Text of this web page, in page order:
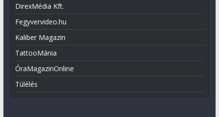
DirexMédia Kft.
Fegyvervideo.hu
Kaliber Magazin
TattooMánia
ÓraMagazinOnline
Túlélés